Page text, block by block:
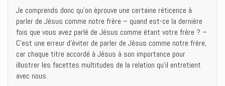
Je comprends donc qu’on éprouve une certaine réticence à
parler de Jésus comme notre frère – quand est-ce la dernière
fois que vous avez parlé de Jésus comme étant votre frère ? –
C’est une erreur d’éviter de parler de Jésus comme notre frère,
car chaque titre accordé à Jésus à son importance pour
illustrer les facettes multitudes de la relation qu’il entretient
avec nous.